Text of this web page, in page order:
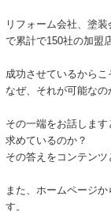
リフォーム会社、塗
で累計で150社の加盟
成功させているからこ
なぜ、それが可能なの
その一端をお話しま
求めているのか？
その答えをコンテンツ
また、ホームページ
す。